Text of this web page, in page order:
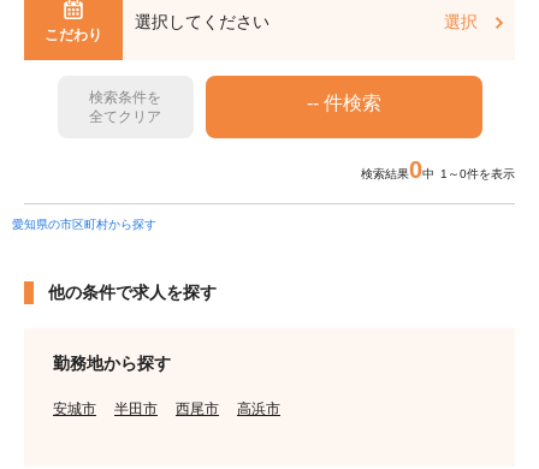
こだわり
選択してください 選択
検索条件を
全てクリア
検索結果0中 1～0件を表示
愛知県の市区町村から探す
他の条件で求人を探す
勤務地から探す
安城市 半田市 西尾市 高浜市